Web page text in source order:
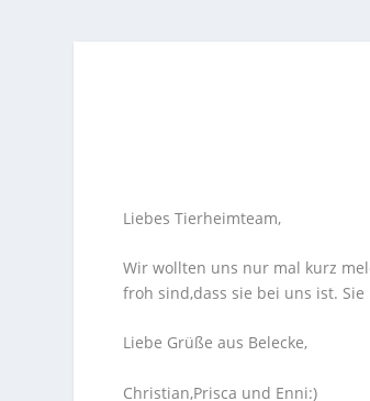
Liebes Tierheimteam,
Wir wollten uns nur mal kurz
froh sind,dass sie bei uns ist.
Liebe Grüße aus Belecke,
Christian,Prisca und Enni:)